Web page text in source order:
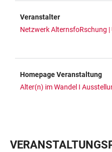
Veranstalter
Netzwerk AlternsfoRschung |
Homepage Veranstaltung
Alter(n) im Wandel I